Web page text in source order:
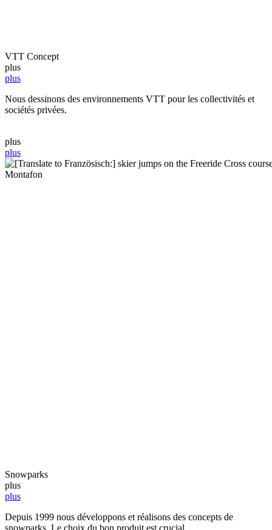
VTT Concept
plus
plus
Nous dessinons des environnements VTT pour les collectivités et
sociétés privées.
plus
plus
Snowparks
plus
plus
Depuis 1999 nous développons et réalisons des concepts de
snowparks. Le choix du bon produit est crucial.